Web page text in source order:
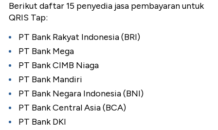
Berikut daftar 15 penyedia jasa pembayaran untuk
QRIS Tap:
PT Bank Rakyat Indonesia (BRI)
PT Bank Mega
PT Bank CIMB Niaga
PT Bank Mandiri
PT Bank Negara Indonesia (BNI)
PT Bank Central Asia (BCA)
PT Bank DKI